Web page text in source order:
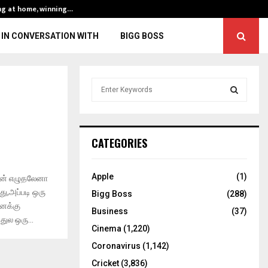
at home, winning…
IN CONVERSATION WITH BIGG BOSS
எழுதலேனா
ஒரு
ஒரு...
h
o
:
C
CATEGORIES
Apple
(1)
Bigg Boss
(288)
Business
(37)
Cinema (1,220)
Coronavirus (1,142)
Cricket (3,836)